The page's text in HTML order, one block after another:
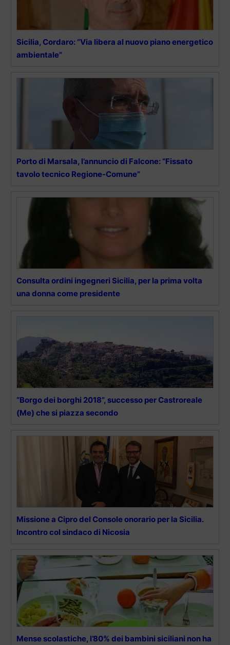
Sicilia, Cordaro: “Via libera al nuovo piano energetico
ambientale”
Porto di Marsala, l’annuncio di Falcone: “Fissato
tavolo tecnico Regione-Comune”
Consulta ordini ingegneri Sicilia, per la prima volta
una donna come presidente
“Borgo dei borghi 2018”, successo per Castroreale
(Me) che si piazza secondo
Missione a Cipro del Console onorario per la Sicilia.
Incontro col sindaco di Nicosia
Mense scolastiche, l’80% dei bambini siciliani non ha